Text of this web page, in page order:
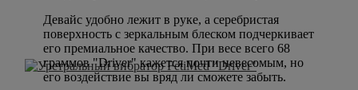
Девайс удобно лежит в руке, а серебристая
поверхность с зеркальным блеском подчеркивает
его премиальное качество. При весе всего 68
граммов "Driver" кажется почти невесомым, но
его воздействие вы вряд ли сможете забыть.